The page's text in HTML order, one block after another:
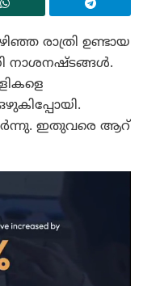
രാത്രി ഉണ്ടായ
നാശനഷ്ടങ്ങൾ.
ഇതുവരെ ആറ്